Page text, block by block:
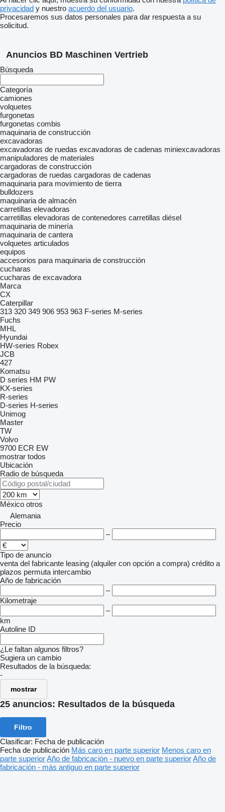
privacidad y nuestro acuerdo del usuario.
Procesaremos sus datos personales para dar respuesta a su
solicitud.
Anuncios BD Maschinen Vertrieb
Búsqueda
Categoría
camiones
volquetes
furgonetas
furgonetas combis
maquinaria de construcción
excavadoras
excavadoras de ruedas excavadoras de cadenas miniexcavadoras
manipuladores de materiales
cargadoras de construcción
cargadoras de ruedas cargadoras de cadenas
maquinaria para movimiento de tierra
bulldozers
maquinaria de almacén
carretillas elevadoras
carretillas elevadoras de contenedores carretillas diésel
maquinaria de minería
maquinaria de cantera
volquetes articulados
equipos
accesorios para maquinaria de construcción
cucharas
cucharas de excavadora
Marca
CX
Caterpillar
313 320 349 906 953 963 F-series M-series
Fuchs
MHL
Hyundai
HW-series Robex
JCB
427
Komatsu
D series HM PW
KX-series
R-series
D-series H-series
Unimog
Master
TW
Volvo
9700 ECR EW
mostrar todos
Ubicación
Radio de búsqueda
México otros
Alemania
Precio
–
Tipo de anuncio
venta del fabricante leasing (alquiler con opción a compra) crédito a
plazos permuta intercambio
Año de fabricación
–
Kilometraje
–
km
Autoline ID
¿Le faltan algunos filtros?
Sugiera un cambio
Resultados de la búsqueda:
-
mostrar
25 anuncios: Resultados de la búsqueda
Filtro
Clasificar: Fecha de publicación
Fecha de publicación Más caro en parte superior Menos caro en
parte superiorAño de fabricación - nuevo en parte superiorAño de
fabricación - más antiguo en parte superior